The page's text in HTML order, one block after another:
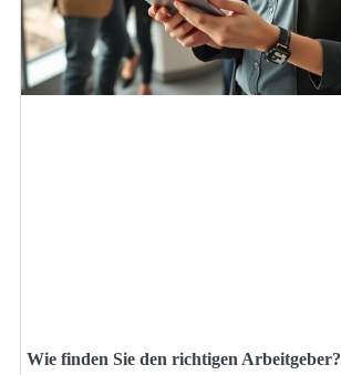
Wie finden Sie den richtigen Arbeitgeber?